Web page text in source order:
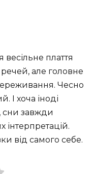
плаття
але головне
Чесно
І хоча іноді
сни завжди
інтерпретацій.
від самого себе.